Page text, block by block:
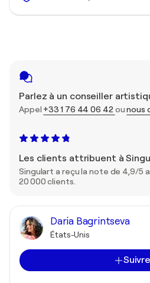
Parlez à un conseiller
Appel +33 1 76 44 06 42ounous
Les clients attribuent à
Singulart a reçu la note de 4,9/5
20 000 clients.
Daria Bagrintseva
États-Unis
Suivre